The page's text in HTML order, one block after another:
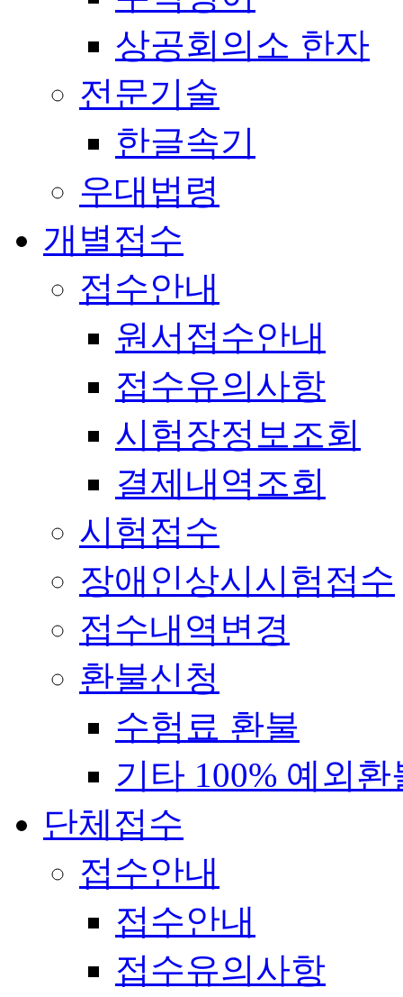
상공회의소 한자
전문기술
한글속기
우대법령
개별접수
접수안내
원서접수안내
접수유의사항
시험장정보조회
결제내역조회
시험접수
장애인상시시험접수
접수내역변경
환불신청
수험료 환불
기타 100% 예외환
단체접수
접수안내
접수안내
접수유의사항